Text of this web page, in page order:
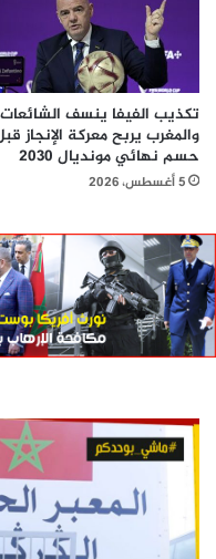
تكذيب الفيفا ينسف
والمغرب يربح معركة الإنجاز
حسم نهائي مونديال 2030
5 أغسطس، 2026